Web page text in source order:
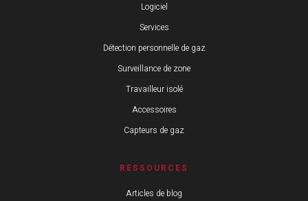
Logiciel
Services
Détection personnelle de gaz
Surveillance de zone
Travailleur isolé
Accessoires
Capteurs de gaz
RESSOURCES
Articles de blog